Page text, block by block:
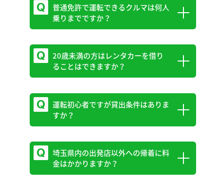
普通免許で運転できるクルマは何人
乗りまでですか？
乗車定員10人までです。
ただし、車種や免許の取得時期によって以
BUSクラス： 中型免許または大型免許が
必要です。トラック（Tクラス）： 現行の
います。
お客様の免許証で運転可能かどうか、詳し
20歳未満の方はレンタカーを借り
ることはできますか？
親権者の同意が必要となります。
ご予約時、または来店時に親権者にお電話
運転初心者ですが貸出条件はありま
すか？
貸出条件は特にございません。
ただし、未成年者の方は、保護者の同意が
埼玉県内の出発店以外への帰着に料
金はかかりますか？